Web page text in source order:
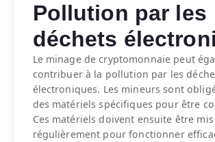
Pollution par les
déchets
Le minage de cryptomonnaie peut
contribuer à la pollution par les
électroniques. Les mineurs sont
des matériels spécifiques pour être
Ces matériels doivent ensuite être
régulièrement pour fonctionner